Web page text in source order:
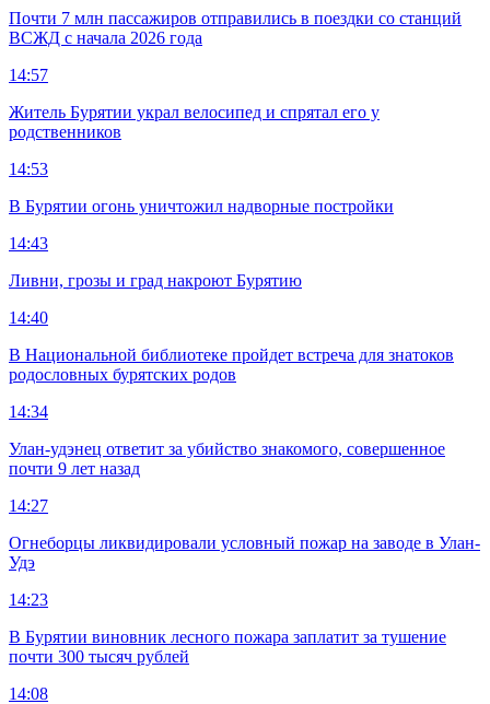
Почти 7 млн пассажиров отправились в поездки со станций
ВСЖД с начала 2026 года
14:57
Житель Бурятии украл велосипед и спрятал его у
родственников
14:53
В Бурятии огонь уничтожил надворные постройки
14:43
Ливни, грозы и град накроют Бурятию
14:40
В Национальной библиотеке пройдет встреча для знатоков
родословных бурятских родов
14:34
Улан-удэнец ответит за убийство знакомого, совершенное
почти 9 лет назад
14:27
Огнеборцы ликвидировали условный пожар на заводе в Улан-
Удэ
14:23
В Бурятии виновник лесного пожара заплатит за тушение
почти 300 тысяч рублей
14:08